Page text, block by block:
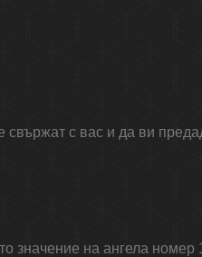
свържат с вас и да ви
значение на ангела номер